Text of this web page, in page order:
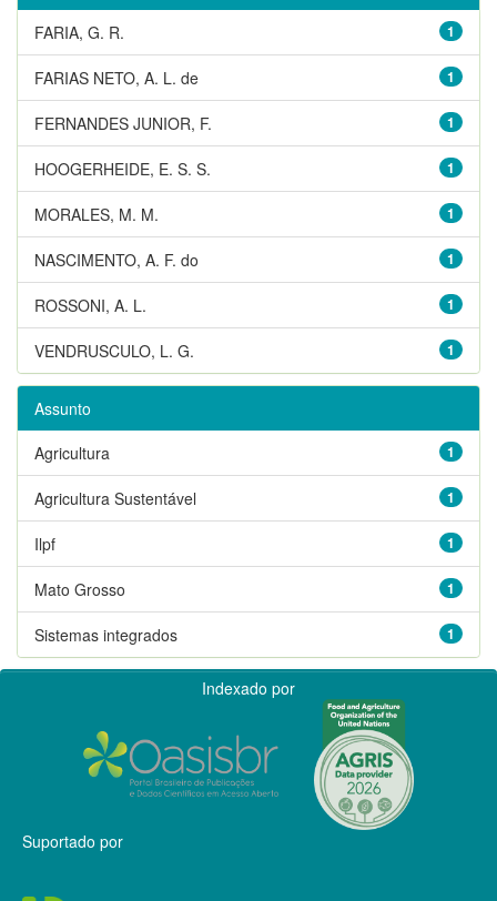
1
FARIA, G. R.
1
FARIAS NETO, A. L. de
1
FERNANDES JUNIOR, F.
1
HOOGERHEIDE, E. S. S.
1
MORALES, M. M.
1
NASCIMENTO, A. F. do
1
ROSSONI, A. L.
1
VENDRUSCULO, L. G.
Assunto
1
Agricultura
1
Agricultura Sustentável
1
Ilpf
1
Mato Grosso
1
Sistemas integrados
Indexado por
Suportado por